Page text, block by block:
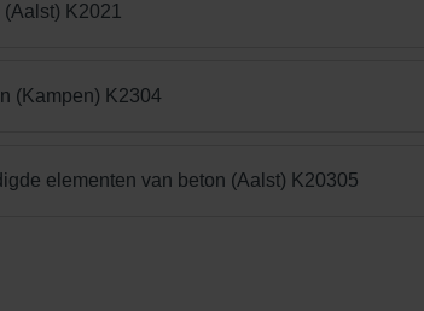
K2021
(Kampen) K2304
elementen van beton (Aalst) K20305